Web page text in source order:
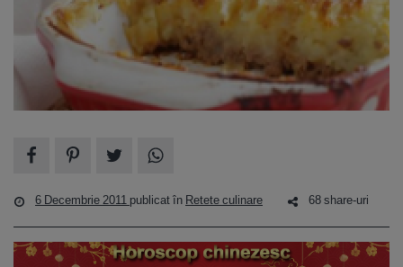
6 Decembrie 2011 publicat în Retete culinare 68 share-uri